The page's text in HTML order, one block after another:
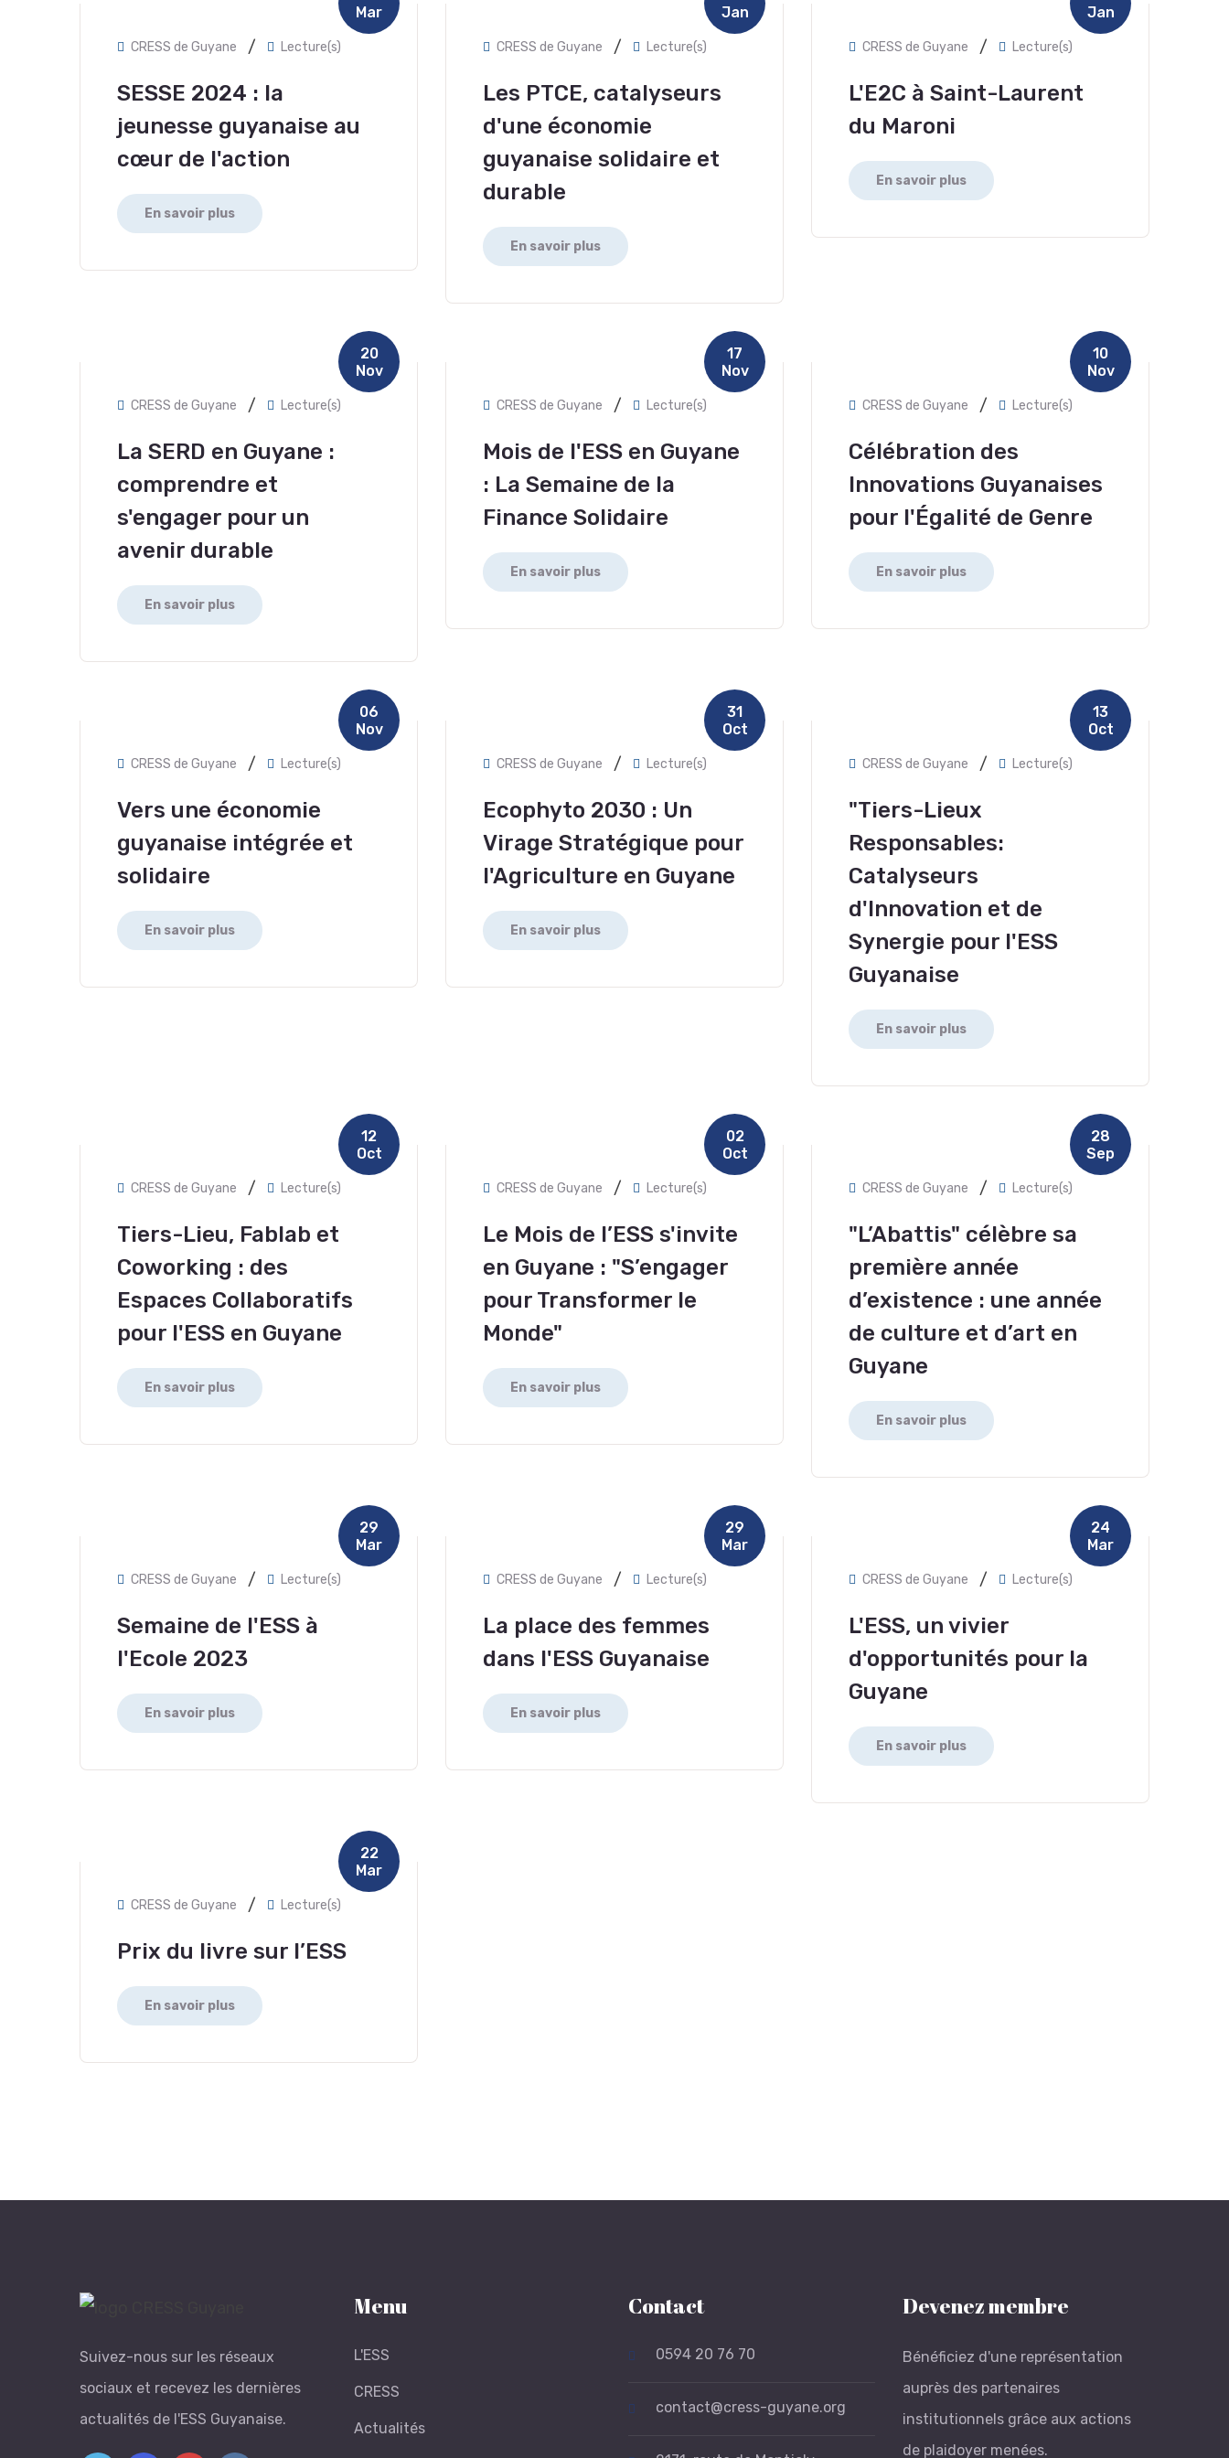
Mar
CRESS de Guyane / Lecture(s)
SESSE 2024 : la
jeunesse guyanaise au
cœur de l'action
En savoir plus
Jan
CRESS de Guyane / Lecture(s)
Les PTCE, catalyseurs
d'une économie
guyanaise solidaire et
durable
En savoir plus
Jan
CRESS de Guyane / Lecture(s)
L'E2C à Saint-Laurent
du Maroni
En savoir plus
20
Nov
CRESS de Guyane / Lecture(s)
La SERD en Guyane :
comprendre et
s'engager pour un
avenir durable
En savoir plus
17
Nov
CRESS de Guyane / Lecture(s)
Mois de l'ESS en Guyane
: La Semaine de la
Finance Solidaire
En savoir plus
10
Nov
CRESS de Guyane / Lecture(s)
Célébration des
Innovations Guyanaises
pour l'Égalité de Genre
En savoir plus
06
Nov
CRESS de Guyane / Lecture(s)
Vers une économie
guyanaise intégrée et
solidaire
En savoir plus
31
Oct
CRESS de Guyane / Lecture(s)
Ecophyto 2030 : Un
Virage Stratégique pour
l'Agriculture en Guyane
En savoir plus
13
Oct
CRESS de Guyane / Lecture(s)
"Tiers-Lieux
Responsables:
Catalyseurs
d'Innovation et de
Synergie pour l'ESS
Guyanaise
En savoir plus
12
Oct
CRESS de Guyane / Lecture(s)
Tiers-Lieu, Fablab et
Coworking : des
Espaces Collaboratifs
pour l'ESS en Guyane
En savoir plus
02
Oct
CRESS de Guyane / Lecture(s)
Le Mois de l’ESS s'invite
en Guyane : "S’engager
pour Transformer le
Monde"
En savoir plus
28
Sep
CRESS de Guyane / Lecture(s)
"L’Abattis" célèbre sa
première année
d’existence : une année
de culture et d’art en
Guyane
En savoir plus
29
Mar
CRESS de Guyane / Lecture(s)
Semaine de l'ESS à
l'Ecole 2023
En savoir plus
29
Mar
CRESS de Guyane / Lecture(s)
La place des femmes
dans l'ESS Guyanaise
En savoir plus
24
Mar
CRESS de Guyane / Lecture(s)
L'ESS, un vivier
d'opportunités pour la
Guyane
En savoir plus
22
Mar
CRESS de Guyane / Lecture(s)
Prix du livre sur l’ESS
En savoir plus
Suivez-nous sur les réseaux
sociaux et recevez les dernières
actualités de l'ESS Guyanaise.
Menu
L'ESS
CRESS
Actualités
Contact
0594 20 76 70
contact@cress-guyane.org
Devenez membre
Bénéficiez d'une représentation
auprès des partenaires
institutionnels grâce aux actions
de plaidoyer menées.